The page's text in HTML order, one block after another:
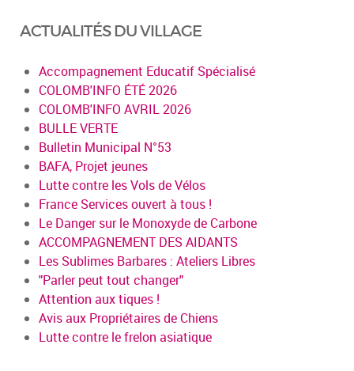
ACTUALITÉS DU VILLAGE
Accompagnement Educatif Spécialisé
COLOMB'INFO ÉTÉ 2026
COLOMB'INFO AVRIL 2026
BULLE VERTE
Bulletin Municipal N°53
BAFA, Projet jeunes
Lutte contre les Vols de Vélos
France Services ouvert à tous !
Le Danger sur le Monoxyde de Carbone
ACCOMPAGNEMENT DES AIDANTS
Les Sublimes Barbares : Ateliers Libres
"Parler peut tout changer"
Attention aux tiques !
Avis aux Propriétaires de Chiens
Lutte contre le frelon asiatique